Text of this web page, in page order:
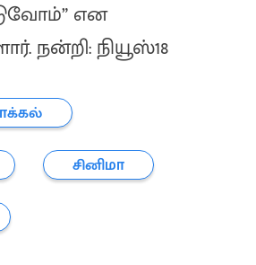
என
நன்றி: நியூஸ்18
சினிமா